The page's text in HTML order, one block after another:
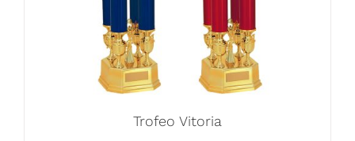
Trofeo Vitoria